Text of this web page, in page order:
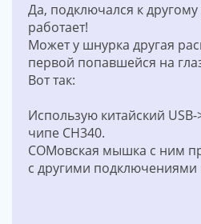
Да, подключался к другому
работает!
Может у шнурка другая
первой попавшейся на
Вот так:
Использую китайский
чипе CH340.
COMовская мышка с ним
с другими